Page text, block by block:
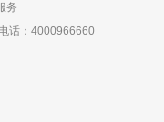
务
话：4000966660